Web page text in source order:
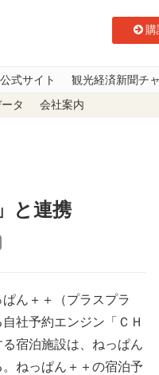
式サイト 観光経済新聞チ
タ 会社案内
と連携
ん＋＋（プラスプラ
社予約エンジン「ＣＨ
宿泊施設は、ねっぱん
ねっぱん＋＋の宿泊予